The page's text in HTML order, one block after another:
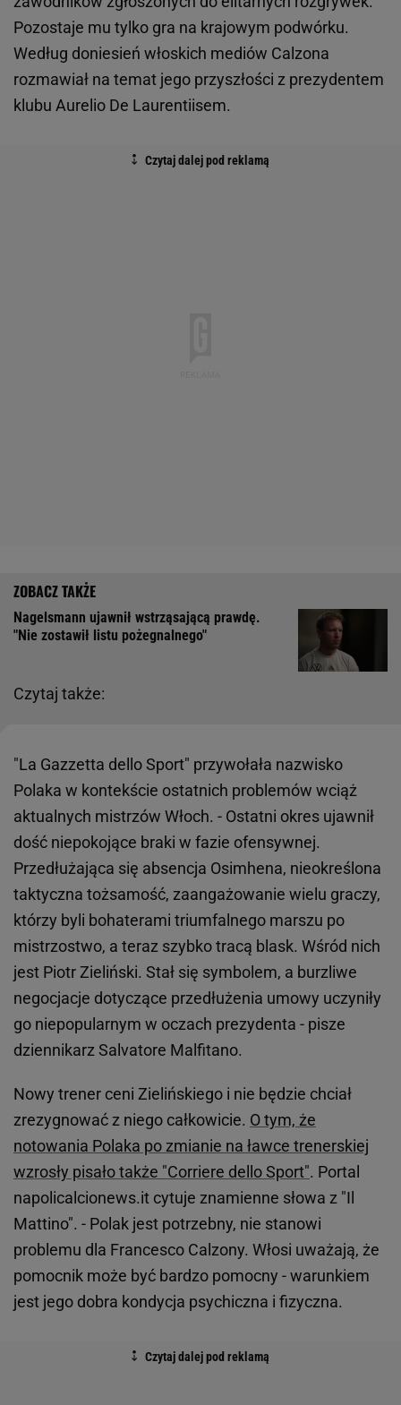
Pozostaje mu tylko gra na krajowym podwórku.
Według doniesień włoskich mediów Calzona
rozmawiał na temat jego przyszłości z prezydentem
klubu Aurelio De Laurentiisem.
Czytaj także:
Nagelsmann ujawnił wstrząsającą prawdę.
"Nie zostawił listu pożegnalnego"
"La Gazzetta dello Sport" przywołała nazwisko
Polaka w kontekście ostatnich problemów wciąż
aktualnych mistrzów Włoch. - Ostatni okres ujawnił
dość niepokojące braki w fazie ofensywnej.
Przedłużająca się absencja Osimhena, nieokreślona
taktyczna tożsamość, zaangażowanie wielu graczy,
którzy byli bohaterami triumfalnego marszu po
mistrzostwo, a teraz szybko tracą blask. Wśród nich
jest Piotr Zieliński. Stał się symbolem, a burzliwe
negocjacje dotyczące przedłużenia umowy uczyniły
go niepopularnym w oczach prezydenta - pisze
dziennikarz Salvatore Malfitano.
Nowy trener ceni Zielińskiego i nie będzie chciał
zrezygnować z niego całkowicie. O tym, że
notowania Polaka po zmianie na ławce trenerskiej
wzrosły pisało także "Corriere dello Sport". Portal
napolicalcionews.it cytuje znamienne słowa z "Il
Mattino". - Polak jest potrzebny, nie stanowi
problemu dla Francesco Calzony. Włosi uważają, że
pomocnik może być bardzo pomocny - warunkiem
jest jego dobra kondycja psychiczna i fizyczna.